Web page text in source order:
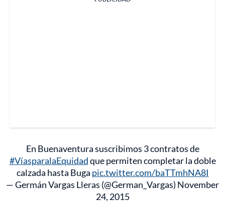
En Buenaventura suscribimos 3 contratos de
#VíasparalaEquidadque permiten completar la doble
calzada hasta Buga pic.twitter.com/baTTmhNA8I
— Germán Vargas Lleras (@German_Vargas) November
24, 2015